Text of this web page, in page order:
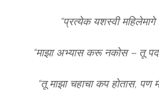
“प्रत्येक यशस्वी
“माझा अभ्यास करू नकोस – तू
“तू माझा चहाचा कप होतास, पण